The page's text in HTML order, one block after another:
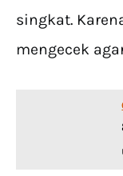
singkat.
mengecek